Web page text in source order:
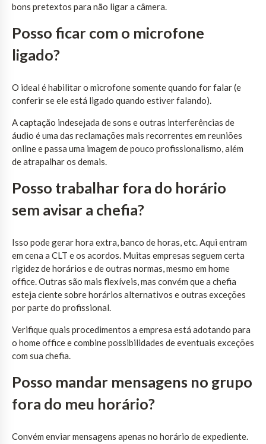
bons pretextos para não ligar a câmera.
Posso ficar com o microfone
ligado?
O ideal é habilitar o microfone somente quando for falar (e
conferir se ele está ligado quando estiver falando).
A captação indesejada de sons e outras interferências de
áudio é uma das reclamações mais recorrentes em reuniões
online e passa uma imagem de pouco profissionalismo, além
de atrapalhar os demais.
Posso trabalhar fora do horário
sem avisar a chefia?
Isso pode gerar hora extra, banco de horas, etc. Aqui entram
em cena a CLT e os acordos. Muitas empresas seguem certa
rigidez de horários e de outras normas, mesmo em home
office. Outras são mais flexíveis, mas convém que a chefia
esteja ciente sobre horários alternativos e outras exceções
por parte do profissional.
Verifique quais procedimentos a empresa está adotando para
o home office e combine possibilidades de eventuais exceções
com sua chefia.
Posso mandar mensagens no grupo
fora do meu horário?
Convém enviar mensagens apenas no horário de expediente.